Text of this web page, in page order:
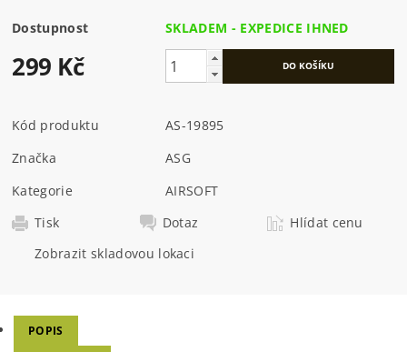
Dostupnost SKLADEM - EXPEDICE IHNED
299 Kč
Kód produktu
AS-19895
Značka
ASG
Kategorie
AIRSOFT
Tisk
Dotaz
Hlídat cenu
Zobrazit skladovou lokaci
POPIS